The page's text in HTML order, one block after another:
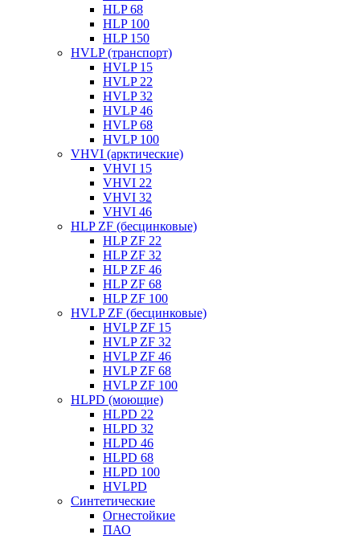
HLP 68
HLP 100
HLP 150
HVLP (транспорт)
HVLP 15
HVLP 22
HVLP 32
HVLP 46
HVLP 68
HVLP 100
VHVI (арктические)
VHVI 15
VHVI 22
VHVI 32
VHVI 46
HLP ZF (бесцинковые)
HLP ZF 22
HLP ZF 32
HLP ZF 46
HLP ZF 68
HLP ZF 100
HVLP ZF (бесцинковые)
HVLP ZF 15
HVLP ZF 32
HVLP ZF 46
HVLP ZF 68
HVLP ZF 100
HLPD (моющие)
HLPD 22
HLPD 32
HLPD 46
HLPD 68
HLPD 100
HVLPD
Синтетические
Огнестойкие
ПАО